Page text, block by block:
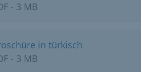
- 3 MB
in türkisch
- 3 MB